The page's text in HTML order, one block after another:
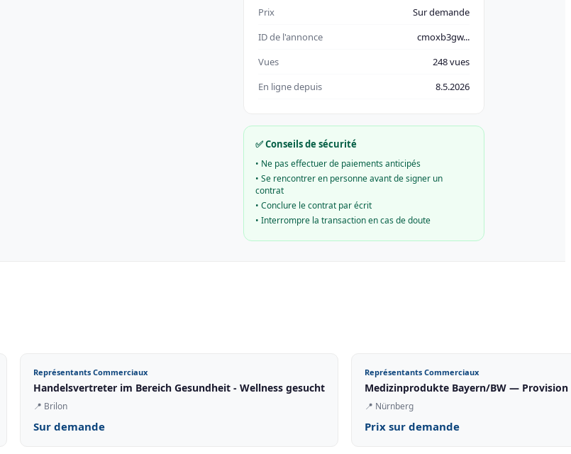
Prix
Sur demande
ID de l'annonce
cmoxb3gw...
Vues
248 vues
En ligne depuis
8.5.2026
✅ Conseils de sécurité
• Ne pas effectuer de paiements anticipés
• Se rencontrer en personne avant de signer un
contrat
• Conclure le contrat par écrit
• Interrompre la transaction en cas de doute
Représentants Commerciaux
Handelsvertreter im Bereich Gesundheit - Wellness gesucht
📍 Brilon
Sur demande
Représentants Commerciaux
Medizinprodukte Bayern/BW —
📍 Nürnberg
Prix sur demande